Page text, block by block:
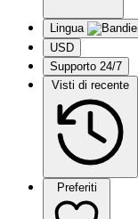
Lingua
USD
Supporto 24/7
Visti di recente
Preferiti